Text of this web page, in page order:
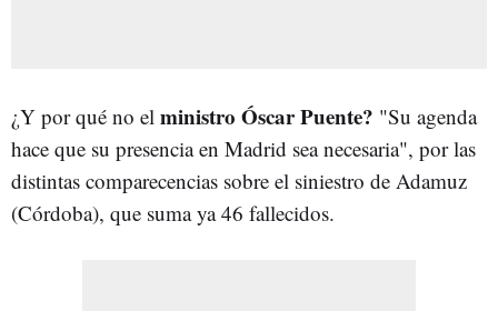
¿Y por qué no el ministro Óscar Puente? "Su agenda
hace que su presencia en Madrid sea necesaria", por las
distintas comparecencias sobre el siniestro de Adamuz
(Córdoba), que suma ya 46 fallecidos.